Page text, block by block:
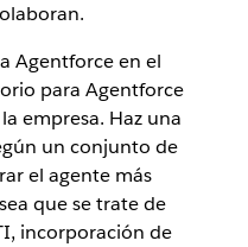
Agentforce en el
para Agentforce
empresa. Haz una
un conjunto de
el agente más
que se trate de
incorporación de